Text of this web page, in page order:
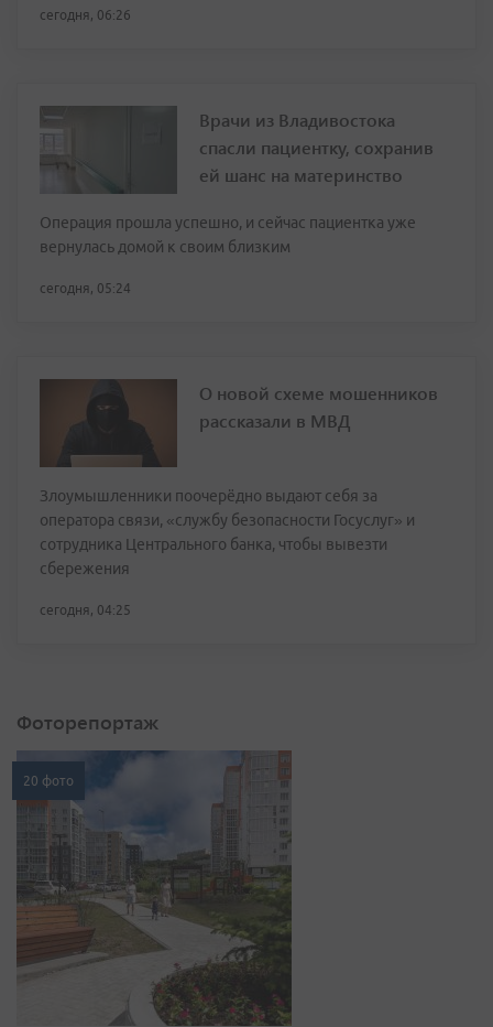
сегодня, 06:26
Врачи из Владивостока
спасли пациентку, сохранив
ей шанс на материнство
Операция прошла успешно, и сейчас пациентка уже
вернулась домой к своим близким
сегодня, 05:24
О новой схеме мошенников
рассказали в МВД
Злоумышленники поочерёдно выдают себя за
оператора связи, «службу безопасности Госуслуг» и
сотрудника Центрального банка, чтобы вывезти
сбережения
сегодня, 04:25
Фоторепортаж
20 фото